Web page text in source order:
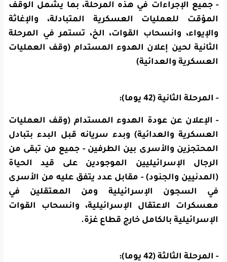
- جميع الإجراءات في هذه المرحلة، بما يشمل الوقف
المؤقت للعمليات العسكرية المتبادلة، والإغاثة
والإيواء، وانسحاب القوات، الخ، تستمر في المرحلة
الثانية لحين إعلان الهدوء المستدام (وقف العمليات
العسكرية والعدائية)
- المرحلة الثانية (42 يوما):
- الإعلان عن عودة الهدوء المستدام (وقف العمليات
العسكرية والعدائية) وبدء سريانه قبل البدء بتبادل
المحتجزين والأسرى بين الطرفين - جميع من تبقى من
الرجال الإسرائيليين الموجودين على قيد الحياة
(المدنيين والجنود) - مقابل عدد يتفق عليه من الأسرى
في السجون الإسرائيلية ومن المعتقلين في
معسكرات الاعتقال الإسرائيلية، وانسحاب القوات
الإسرائيلية بالكامل خارج قطاع غزة.
- المرحلة الثالثة (42 يوما):